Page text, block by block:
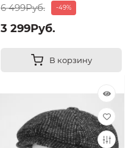
6 499Руб. -49%
3 299Руб.
В корзину